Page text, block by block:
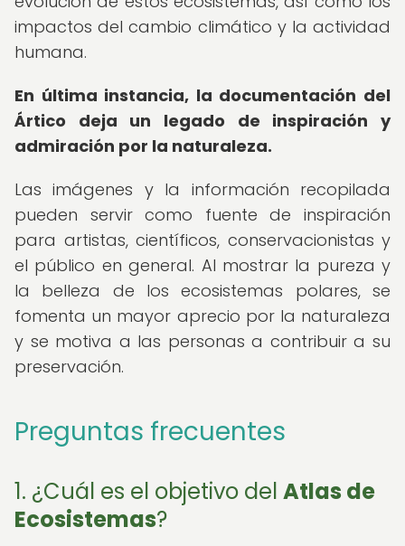
impactos del cambio climático y la actividad
humana.
En última instancia, la documentación del
Ártico deja un legado de inspiración y
admiración por la naturaleza.
Las imágenes y la información recopilada
pueden servir como fuente de inspiración
para artistas, científicos, conservacionistas y
el público en general. Al mostrar la pureza y
la belleza de los ecosistemas polares, se
fomenta un mayor aprecio por la naturaleza
y se motiva a las personas a contribuir a su
preservación.
Preguntas frecuentes
1. ¿Cuál es el objetivo del Atlas de
Ecosistemas?